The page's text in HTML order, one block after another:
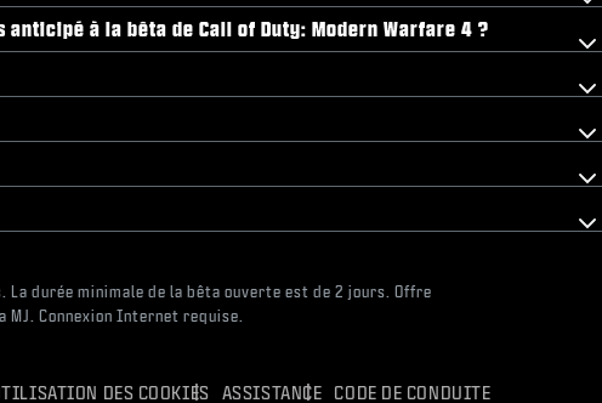
à la bêta de Call of Duty: Modern Warfare 4 ?
durée minimale de la bêta ouverte est de 2 jours. Offre
Connexion Internet requise.
DES COOKIES ASSISTANCE
CODE DE CONDUITE